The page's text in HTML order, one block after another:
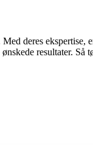
deres ekspertise,
resultater.